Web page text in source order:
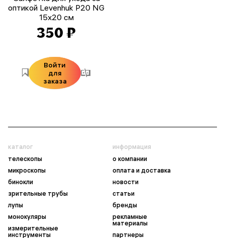
оптикой Levenhuk P20 NG
15x20 см
350 ₽
Войти
для
заказа
каталог
телескопы
микроскопы
бинокли
зрительные трубы
лупы
монокуляры
измерительные
инструменты
информация
о компании
оплата и доставка
новости
статьи
бренды
рекламные
материалы
партнеры